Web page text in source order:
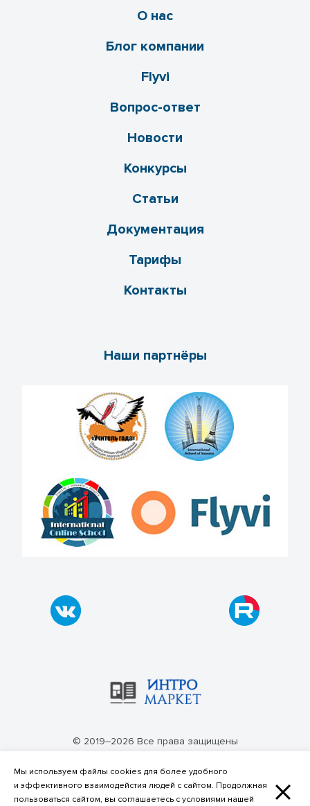
О нас
Блог компании
Flyvi
Вопрос-ответ
Новости
Конкурсы
Статьи
Документация
Тарифы
Контакты
Наши партнёры
© 2019–2026 Все права защищены
Политика конфиденциальности
Мы используем файлы cookies для более удобного
и эффективного взаимодейстия людей с сайтом. Продолжная
пользоваться сайтом, вы соглашаетесь с условиями нашей